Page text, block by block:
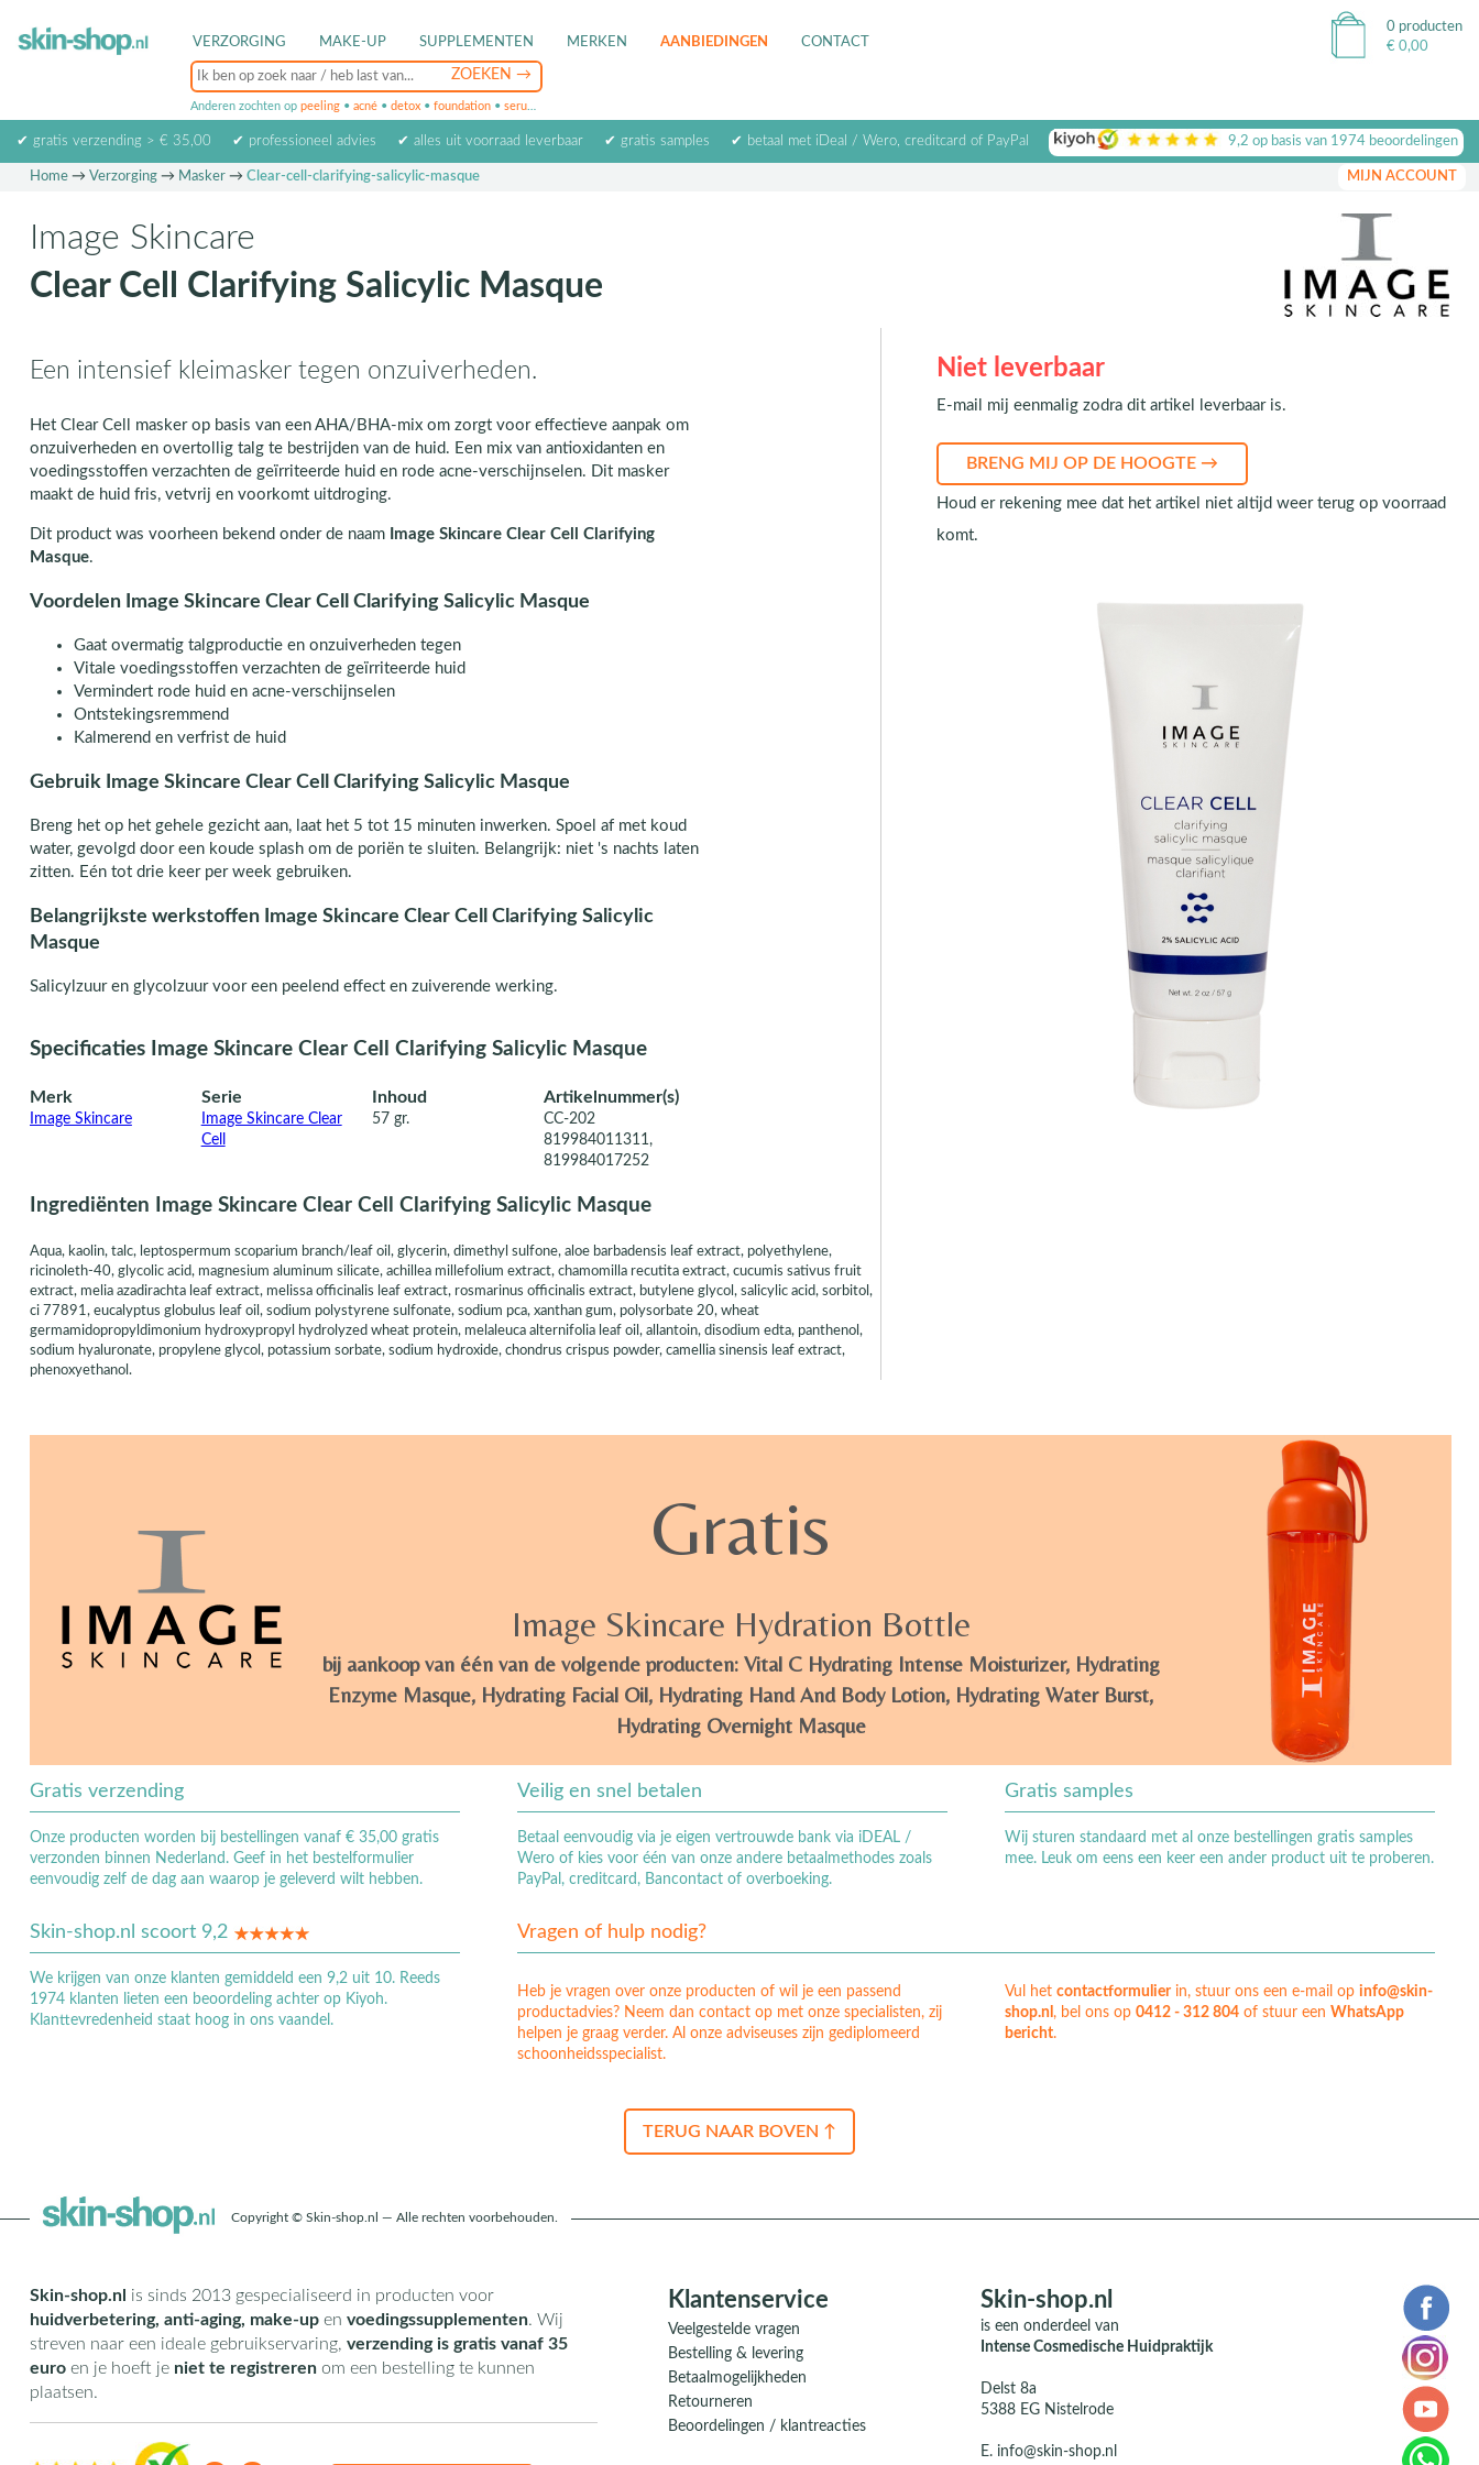
VERZORGING MAKE-UP SUPPLEMENTEN MERKEN AANBIEDINGEN CONTACT
Anderen zochten op peeling • acné • detox • foundation • serum
0 producten
€ 0,00
✔ gratis verzending > € 35,00 ✔ professioneel advies ✔ alles uit voorraad leverbaar ✔ gratis samples ✔ betaal met iDeal / Wero, creditcard of PayPal 9,2 op basis van 1974beoordelingen
MIJN ACCOUNT
Home→ Verzorging→ Masker→ Clear-cell-clarifying-salicylic-masque
Image Skincare
Clear Cell Clarifying Salicylic Masque
Een intensief kleimasker tegen onzuiverheden.
Het Clear Cell masker op basis van een AHA/BHA-mix om zorgt voor effectieve aanpak om
onzuiverheden en overtollig talg te bestrijden van de huid. Een mix van antioxidanten en
voedingsstoffen verzachten de geïrriteerde huid en rode acne-verschijnselen. Dit masker
maakt de huid fris, vetvrij en voorkomt uitdroging.
Dit product was voorheen bekend onder de naam Image Skincare Clear Cell Clarifying
Masque.
Voordelen Image Skincare Clear Cell Clarifying Salicylic Masque
Gaat overmatig talgproductie en onzuiverheden tegen
Vitale voedingsstoffen verzachten de geïrriteerde huid
Vermindert rode huid en acne-verschijnselen
Ontstekingsremmend
Kalmerend en verfrist de huid
Gebruik Image Skincare Clear Cell Clarifying Salicylic Masque
Breng het op het gehele gezicht aan, laat het 5 tot 15 minuten inwerken. Spoel af met koud
water, gevolgd door een koude splash om de poriën te sluiten. Belangrijk: niet 's nachts laten
zitten. Eén tot drie keer per week gebruiken.
Belangrijkste werkstoffen Image Skincare Clear Cell Clarifying Salicylic
Masque
Salicylzuur en glycolzuur voor een peelend effect en zuiverende werking.
Specificaties Image Skincare Clear Cell Clarifying Salicylic Masque
Merk
Image Skincare
Serie
Image Skincare Clear
Cell
Inhoud
57 gr.
Artikelnummer(s)
CC-202
819984011311,
819984017252
Ingrediënten Image Skincare Clear Cell Clarifying Salicylic Masque
Aqua, kaolin, talc, leptospermum scoparium branch/leaf oil, glycerin, dimethyl sulfone, aloe barbadensis leaf extract, polyethylene,
ricinoleth-40, glycolic acid, magnesium aluminum silicate, achillea millefolium extract, chamomilla recutita extract, cucumis sativus fruit
extract, melia azadirachta leaf extract, melissa officinalis leaf extract, rosmarinus officinalis extract, butylene glycol, salicylic acid, sorbitol,
ci 77891, eucalyptus globulus leaf oil, sodium polystyrene sulfonate, sodium pca, xanthan gum, polysorbate 20, wheat
germamidopropyldimonium hydroxypropyl hydrolyzed wheat protein, melaleuca alternifolia leaf oil, allantoin, disodium edta, panthenol,
sodium hyaluronate, propylene glycol, potassium sorbate, sodium hydroxide, chondrus crispus powder, camellia sinensis leaf extract,
phenoxyethanol.
Niet leverbaar
E-mail mij eenmalig zodra dit artikel leverbaar is.
Houd er rekening mee dat het artikel niet altijd weer terug op voorraad
komt.
Gratis
Image Skincare Hydration Bottle
bij aankoop van één van de volgende producten: Vital C Hydrating Intense Moisturizer, Hydrating
Enzyme Masque, Hydrating Facial Oil, Hydrating Hand And Body Lotion, Hydrating Water Burst,
Hydrating Overnight Masque
Gratis verzending
Onze producten worden bij bestellingen vanaf € 35,00 gratis
verzonden binnen Nederland. Geef in het bestelformulier
eenvoudig zelf de dag aan waarop je geleverd wilt hebben.
Veilig en snel betalen
Betaal eenvoudig via je eigen vertrouwde bank via iDEAL /
Wero of kies voor één van onze andere betaalmethodes zoals
PayPal, creditcard, Bancontact of overboeking.
Gratis samples
Wij sturen standaard met al onze bestellingen gratis samples
mee. Leuk om eens een keer een ander product uit te proberen.
Skin-shop.nl scoort 9,2
We krijgen van onze klanten gemiddeld een 9,2 uit 10. Reeds
1974 klanten lieten een beoordeling achter op Kiyoh.
Klanttevredenheid staat hoog in ons vaandel.
Vragen of hulp nodig?
Heb je vragen over onze producten of wil je een passend
productadvies? Neem dan contact op met onze specialisten, zij
helpen je graag verder. Al onze adviseuses zijn gediplomeerd
schoonheidsspecialist.
Vul het contactformulierin, stuur ons een e-mail op info@skin-
shop.nl , bel ons op 0412 - 312 804of stuur een WhatsApp
bericht.
TERUG NAAR BOVEN ↑
Copyright © Skin-shop.nl — Alle rechten voorbehouden.
Skin-shop.nl is sinds 2013 gespecialiseerd in producten voor
huidverbetering, anti-aging, make-upen voedingssupplementen. Wij
streven naar een ideale gebruikservaring, verzending is gratis vanaf 35
euroen je hoeft je niet te registrerenom een bestelling te kunnen
plaatsen.
Klantenservice
Veelgestelde vragen
Bestelling & levering
Betaalmogelijkheden
Retourneren
Beoordelingen / klantreacties
Skin-shop.nl
is een onderdeel van
Intense Cosmedische Huidpraktijk
Delst 8a
5388 EG Nistelrode
E. info@skin-shop.nl